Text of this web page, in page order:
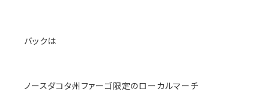
バックは
ノースダコタ州ファーゴ限定のローカルマーチ